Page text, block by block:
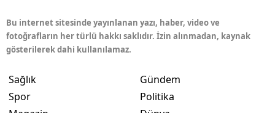
Bu internet sitesinde yayınlanan yazı, haber, video ve
fotoğrafların her türlü hakkı saklıdır. İzin alınmadan, kaynak
gösterilerek dahi kullanılamaz.
Sağlık
Spor
Gündem
Politika